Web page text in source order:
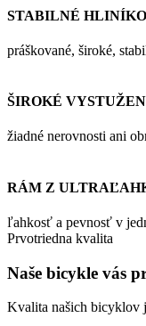
STABILNÉ
práškované, široké,
ŠIROKÉ
žiadné nerovnosti ani
RÁM Z
ľahkosť a pevnosť v
Prvotriedna kvalita
Naše bicykle vás
Kvalita našich bicyklov